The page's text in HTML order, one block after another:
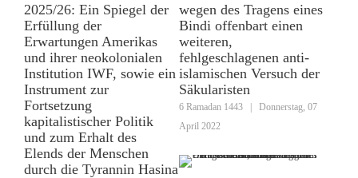
2025/26: Ein Spiegel der
Erfüllung der
Erwartungen Amerikas
und ihrer neokolonialen
Institution IWF, sowie ein
Instrument zur
Fortsetzung
kapitalistischer Politik
und zum Erhalt des
Elends der Menschen
durch die Tyrannin Hasina
wegen des Tragens eines
Bindi offenbart einen
weiteren,
fehlgeschlagenen anti-
islamischen Versuch der
Säkularisten
6 Ramadan 1443
Donnerstag, 07
April 2022